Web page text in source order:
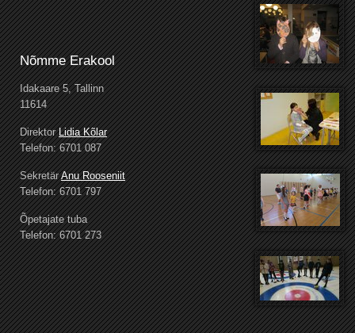
Nõmme Erakool
Idakaare 5, Tallinn
11614
DirektorLidia Kõlar
Telefon: 6701 087
SekretärAnu Rooseniit
Telefon: 6701 797
Õpetajate tuba
Telefon: 6701 273